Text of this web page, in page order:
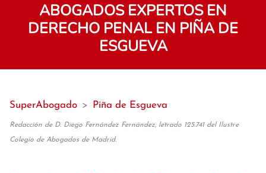
ABOGADOS EXPERTOS EN
DERECHO PENAL EN PIÑA DE
ESGUEVA
SuperAbogado > Piña de Esgueva
Redacción de D. Diego Fernández Fernández, letrado 125.741 del Ilustre
Colegio de Abogados de Madrid.